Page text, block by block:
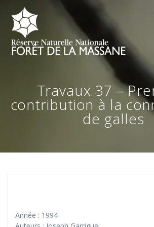
content
Travaux 37 –
contribution à la
de galles
Année : 1994